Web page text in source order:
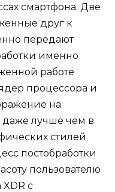
смартфона. Две
друг к
передают
именно
работе
процессора и
на
даже лучше чем в
стилей
постобработки
пользователю
с